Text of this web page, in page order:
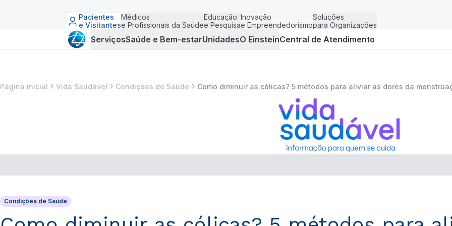
Pacientes
e Visitantes
Médicos
e Profissionais da Saúde
Educação
e Pesquisa
Inovação
e Empreendedorismo
Soluções
para Organizações
ServiçosSaúde e Bem-estarUnidadesO EinsteinCentral de Atendimento
Página inicial Vida Saudável Condições de Saúde Como diminuir as cólicas? 5 métodos para aliviar as dores da
Condições de Saúde